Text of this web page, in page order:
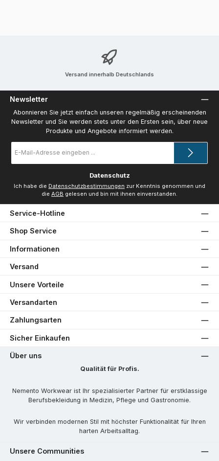
Versand innerhalb Deutschlands
Newsletter
Abonnieren Sie jetzt einfach unseren regelmäßig erscheinenden
Newsletter und Sie werden stets unter den Ersten sein, über neue
Produkte und Angebote informiert werden.
Mail-
Datenschutz
Ich habe die Datenschutzbestimmungen zur Kenntnis genommen und
die AGB gelesen und bin mit ihnen einverstanden.
Service-Hotline
Shop Service
Informationen
Versand
Unsere Vorteile
Versandarten
Zahlungsarten
Sicher Einkaufen
Über uns
Qualität für Profis.
Nemento Workwear ist Ihr spezialisierter Partner für erstklassige
Berufsbekleidung in Medizin, Pflege und Gastronomie.
Wir verbinden modernen Stil mit höchster Funktionalität für Ihren
harten Arbeitsalltag.
Unsere Communities